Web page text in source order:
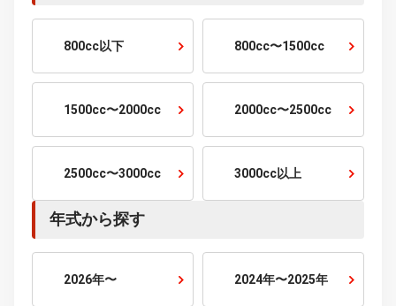
2〜3万km 3〜5万km
5〜10万km 10万km以上
5人乗り 6人乗り